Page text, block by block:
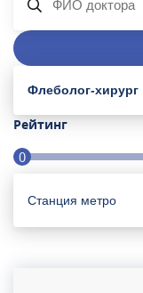
Флеболог-хирург
Рейтинг
0
Станция метро